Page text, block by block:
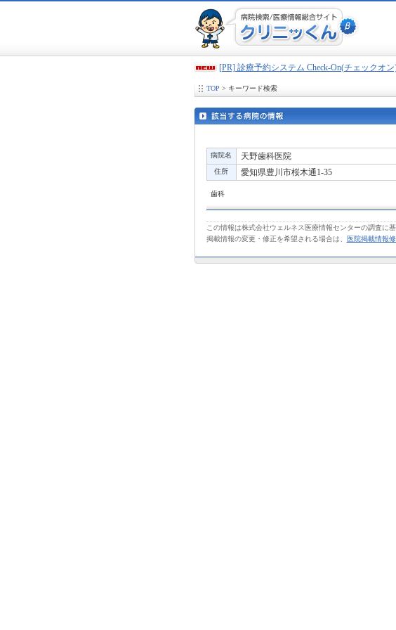
[PR] 診療予約システム Check-On(チェックオ
TOP > キーワード検索
病院名 天野歯科医院
住所 愛知県豊川市桜木通1-35
歯科
この情報は株式会社ウェルネス医療情報センターの調査に
掲載情報の変更・修正を希望される場合は、
医院掲載情報